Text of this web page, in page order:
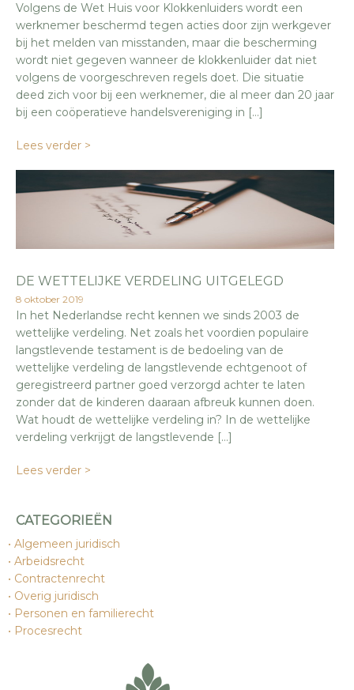
Volgens de Wet Huis voor Klokkenluiders wordt een
werknemer beschermd tegen acties door zijn werkgever
bij het melden van misstanden, maar die bescherming
wordt niet gegeven wanneer de klokkenluider dat niet
volgens de voorgeschreven regels doet. Die situatie
deed zich voor bij een werknemer, die al meer dan 20 jaar
bij een coöperatieve handelsvereniging in […]
Lees verder >
DE WETTELIJKE VERDELING UITGELEGD
8 oktober 2019
In het Nederlandse recht kennen we sinds 2003 de
wettelijke verdeling. Net zoals het voordien populaire
langstlevende testament is de bedoeling van de
wettelijke verdeling de langstlevende echtgenoot of
geregistreerd partner goed verzorgd achter te laten
zonder dat de kinderen daaraan afbreuk kunnen doen.
Wat houdt de wettelijke verdeling in? In de wettelijke
verdeling verkrijgt de langstlevende […]
Lees verder >
CATEGORIEËN
Algemeen juridisch
Arbeidsrecht
Contractenrecht
Overig juridisch
Personen en familierecht
Procesrecht